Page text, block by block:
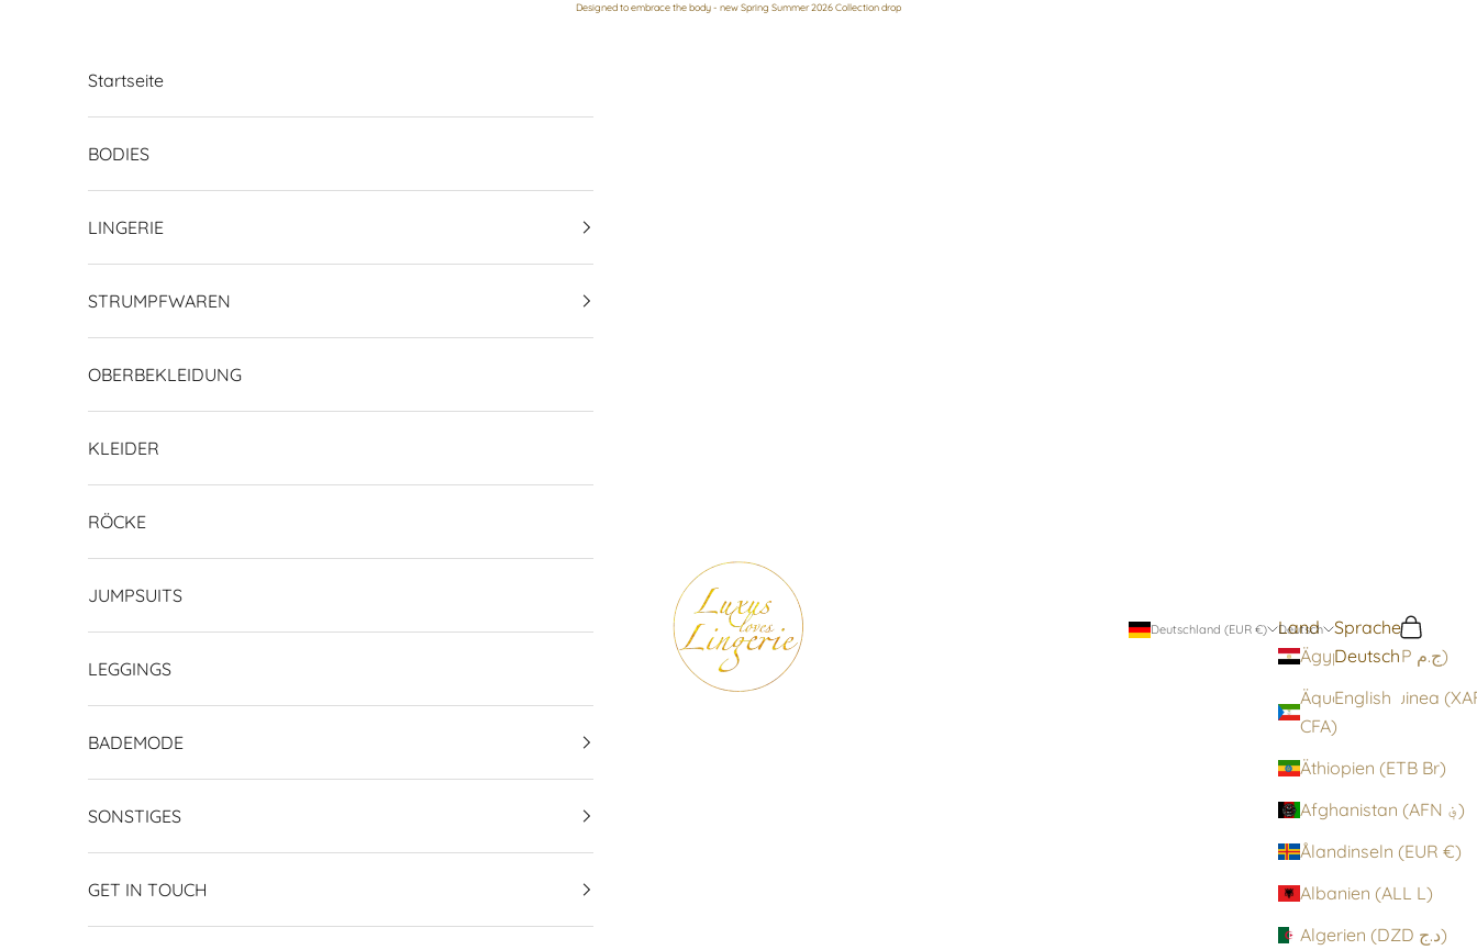
Designed to embrace the body - new Spring Summer 2026 Collection drop
Luxus loves Lingerie
Deutschland (EUR €)
Land
Ägypten (EGP ج.م)
Äquatorialguinea
CFA)
Äthiopien (ETB Br)
Afghanistan (AFN ؋)
Ålandinseln (EUR €)
Albanien (ALL L)
Algerien (DZD د.ج)
Deutsch
Sprache
Deutsch
English
Suchen
Startseite
BODIES
LINGERIE
STRUMPFWAREN
OBERBEKLEIDUNG
KLEIDER
RÖCKE
JUMPSUITS
LEGGINGS
BADEMODE
SONSTIGES
GET IN TOUCH